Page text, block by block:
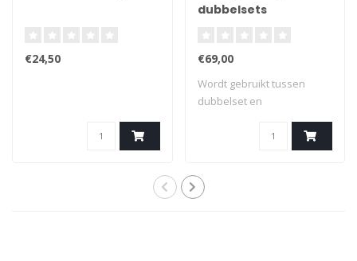
€24,50
dubbelsets
€69,00
Wordt gebruikt tussen
dubbelset en
wing/backplate Verplaats..